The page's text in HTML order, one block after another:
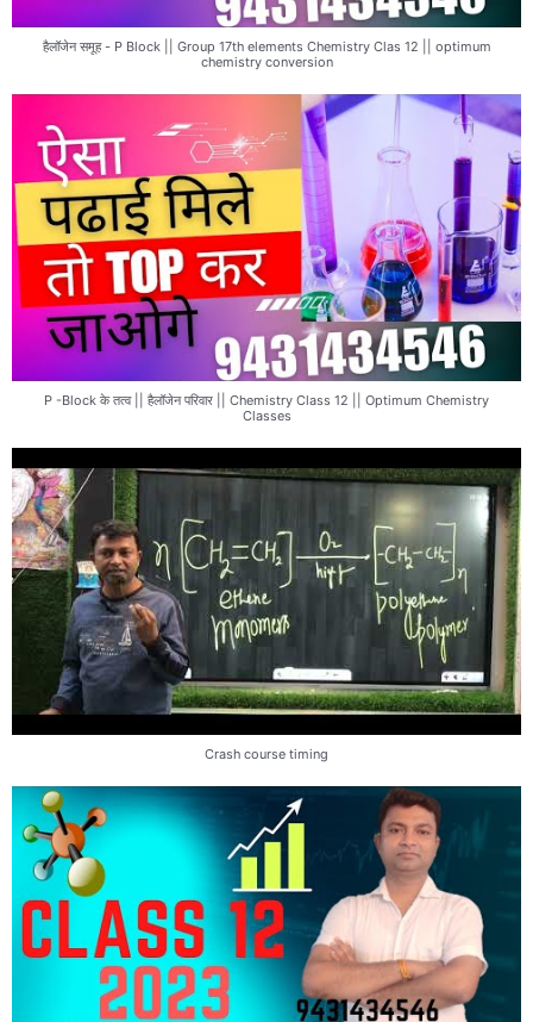
हैलॉजेन समूह - P Block || Group 17th elements Chemistry Clas 12 || optimum
chemistry conversion
P -Block के तत्व || हैलॉजेन परिवार || Chemistry Class 12 || Optimum Chemistry
Classes
Crash course timing